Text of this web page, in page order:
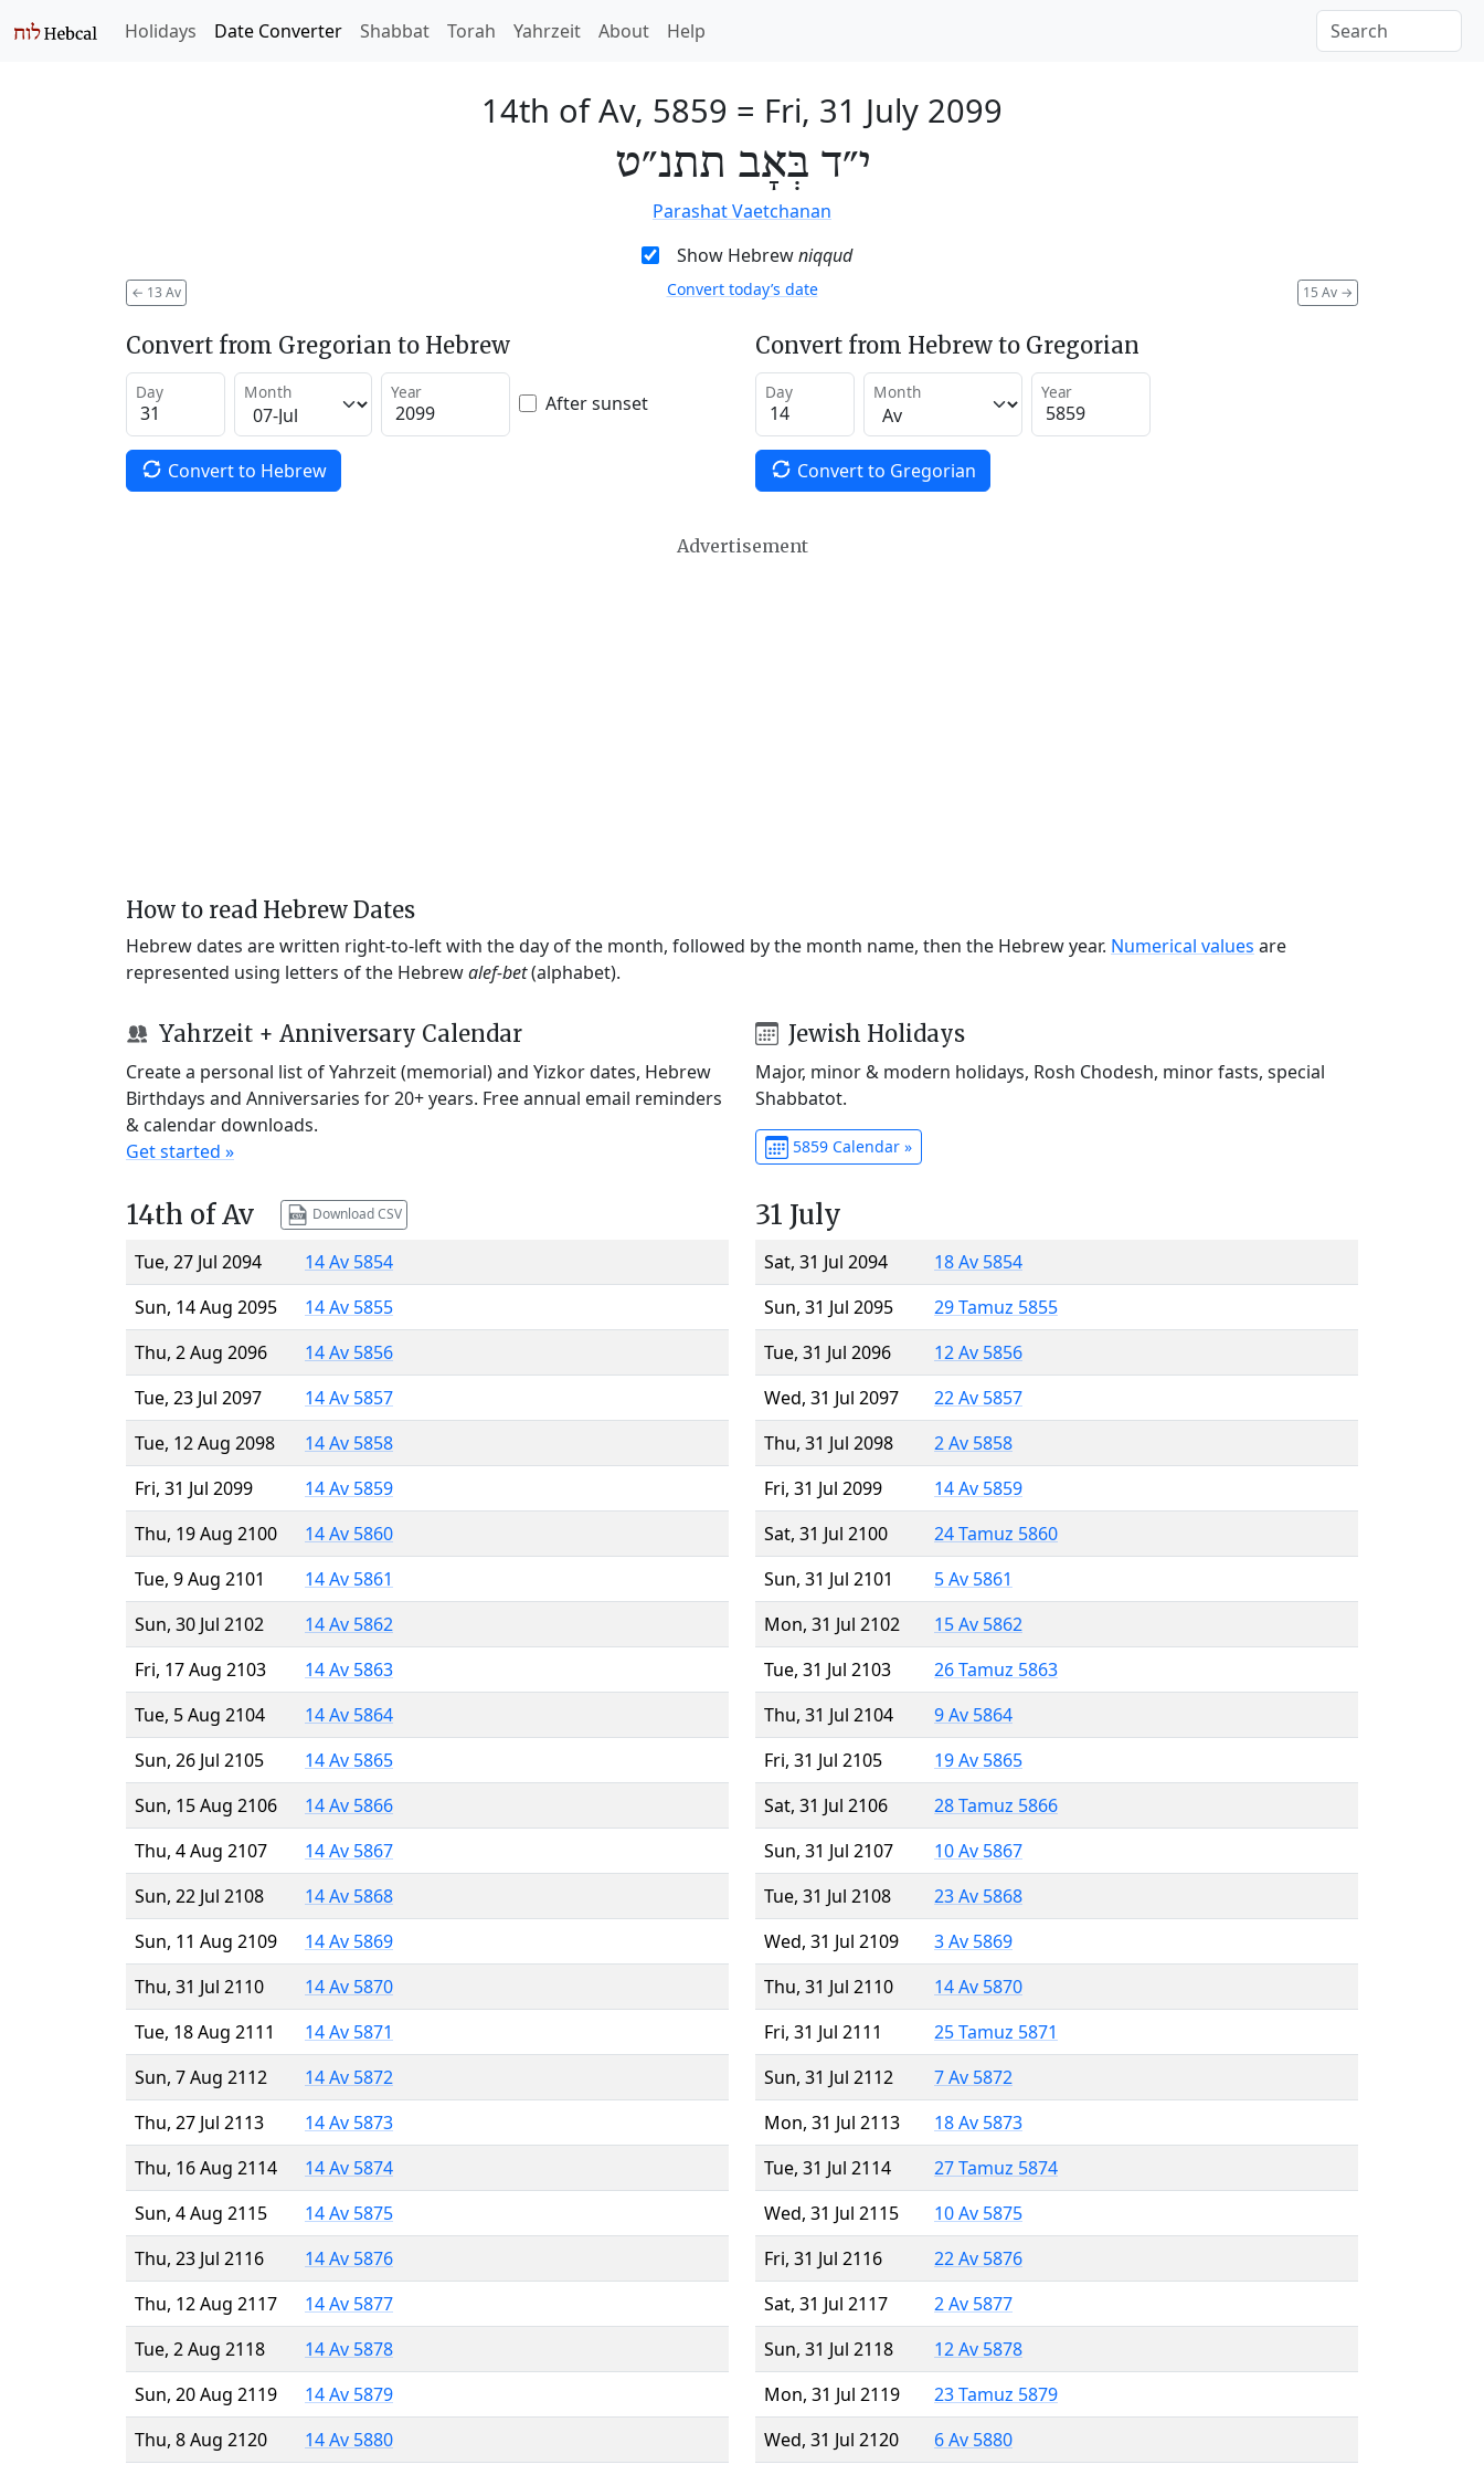
Holidays Date Converter Shabbat Torah Yahrzeit About Help
14th of Av, 5859 = Fri, 31 July 2099
י״ד בְּאָב תתנ״ט
Parashat Vaetchanan
Show Hebrewniqqud
← 13 Av 15 Av →
Convert today’s date
Convert from Gregorian to Hebrew
Day Month Year After sunset
Convert to Hebrew
Convert from Hebrew to Gregorian
Day Month Year
Convert to Gregorian
Advertisement
How to read Hebrew Dates
Hebrew dates are written right-to-left with the day of the month, followed by the month name, then the Hebrew year. Numerical values are
represented using letters of the Hebrewalef-bet(alphabet).
Yahrzeit + Anniversary Calendar
Create a personal list of Yahrzeit (memorial) and Yizkor dates, Hebrew
Birthdays and Anniversaries for 20+ years. Free annual email reminders
& calendar downloads.
Get started »
Jewish Holidays
Major, minor & modern holidays, Rosh Chodesh, minor fasts, special
Shabbatot.
5859 Calendar »
14th of Av Download CSV
Tue, 27 Jul 2094
14 Av 5854
Sun, 14 Aug 2095
14 Av 5855
Thu, 2 Aug 2096
14 Av 5856
Tue, 23 Jul 2097
14 Av 5857
Tue, 12 Aug 2098
14 Av 5858
Fri, 31 Jul 2099
14 Av 5859
Thu, 19 Aug 2100
14 Av 5860
Tue, 9 Aug 2101
14 Av 5861
Sun, 30 Jul 2102
14 Av 5862
Fri, 17 Aug 2103
14 Av 5863
Tue, 5 Aug 2104
14 Av 5864
Sun, 26 Jul 2105
14 Av 5865
Sun, 15 Aug 2106
14 Av 5866
Thu, 4 Aug 2107
14 Av 5867
Sun, 22 Jul 2108
14 Av 5868
Sun, 11 Aug 2109
14 Av 5869
Thu, 31 Jul 2110
14 Av 5870
Tue, 18 Aug 2111
14 Av 5871
Sun, 7 Aug 2112
14 Av 5872
Thu, 27 Jul 2113
14 Av 5873
Thu, 16 Aug 2114
14 Av 5874
Sun, 4 Aug 2115
14 Av 5875
Thu, 23 Jul 2116
14 Av 5876
Thu, 12 Aug 2117
14 Av 5877
Tue, 2 Aug 2118
14 Av 5878
Sun, 20 Aug 2119
14 Av 5879
Thu, 8 Aug 2120
14 Av 5880
31 July
Sat, 31 Jul 2094
18 Av 5854
Sun, 31 Jul 2095
29 Tamuz 5855
Tue, 31 Jul 2096
12 Av 5856
Wed, 31 Jul 2097
22 Av 5857
Thu, 31 Jul 2098
2 Av 5858
Fri, 31 Jul 2099
14 Av 5859
Sat, 31 Jul 2100
24 Tamuz 5860
Sun, 31 Jul 2101
5 Av 5861
Mon, 31 Jul 2102
15 Av 5862
Tue, 31 Jul 2103
26 Tamuz 5863
Thu, 31 Jul 2104
9 Av 5864
Fri, 31 Jul 2105
19 Av 5865
Sat, 31 Jul 2106
28 Tamuz 5866
Sun, 31 Jul 2107
10 Av 5867
Tue, 31 Jul 2108
23 Av 5868
Wed, 31 Jul 2109
3 Av 5869
Thu, 31 Jul 2110
14 Av 5870
Fri, 31 Jul 2111
25 Tamuz 5871
Sun, 31 Jul 2112
7 Av 5872
Mon, 31 Jul 2113
18 Av 5873
Tue, 31 Jul 2114
27 Tamuz 5874
Wed, 31 Jul 2115
10 Av 5875
Fri, 31 Jul 2116
22 Av 5876
Sat, 31 Jul 2117
2 Av 5877
Sun, 31 Jul 2118
12 Av 5878
Mon, 31 Jul 2119
23 Tamuz 5879
Wed, 31 Jul 2120
6 Av 5880